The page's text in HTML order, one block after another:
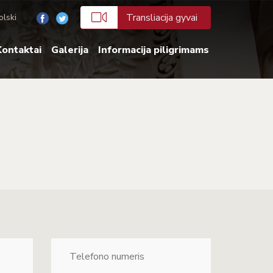
Transliacija gyvai
Galerija
Informacija piligrimams